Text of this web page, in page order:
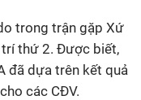
trong trận gặp Xứ
trí thứ 2. Được biết,
đã dựa trên kết quả
các CĐV.